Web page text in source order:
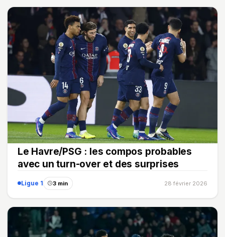
Le Havre/PSG : les compos probables
avec un turn-over et des surprises
Ligue 1 3 min 28 février 2026